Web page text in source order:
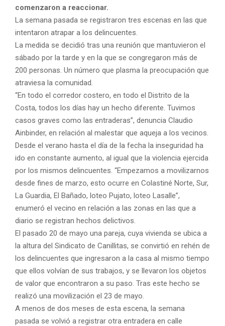
comenzaron a reaccionar.
La semana pasada se registraron tres escenas en las que
intentaron atrapar a los delincuentes.
La medida se decidió tras una reunión que mantuvieron el
sábado por la tarde y en la que se congregaron más de
200 personas. Un número que plasma la preocupación que
atraviesa la comunidad.
“En todo el corredor costero, en todo el Distrito de la
Costa, todos los días hay un hecho diferente. Tuvimos
casos graves como las entraderas”, denuncia Claudio
Ainbinder, en relación al malestar que aqueja a los vecinos.
Desde el verano hasta el día de la fecha la inseguridad ha
ido en constante aumento, al igual que la violencia ejercida
por los mismos delincuentes. “Empezamos a movilizarnos
desde fines de marzo, esto ocurre en Colastiné Norte, Sur,
La Guardia, El Bañado, loteo Pujato, loteo Lasalle”,
enumeró el vecino en relación a las zonas en las que a
diario se registran hechos delictivos.
El pasado 20 de mayo una pareja, cuya vivienda se ubica a
la altura del Sindicato de Canillitas, se convirtió en rehén de
los delincuentes que ingresaron a la casa al mismo tiempo
que ellos volvían de sus trabajos, y se llevaron los objetos
de valor que encontraron a su paso. Tras este hecho se
realizó una movilización el 23 de mayo.
A menos de dos meses de esta escena, la semana
pasada se volvió a registrar otra entradera en calle